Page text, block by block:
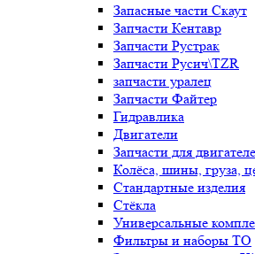
Запасные части Скаут
Запчасти Кентавр
Запчасти Рустрак
Запчасти Русич\TZR
запчасти уралец
Запчасти Файтер
Гидравлика
Двигатели
Запчасти для
Колёса, шины, груза,
Стандартные изделия
Стёкла
Универсальные
Фильтры и наборы ТО